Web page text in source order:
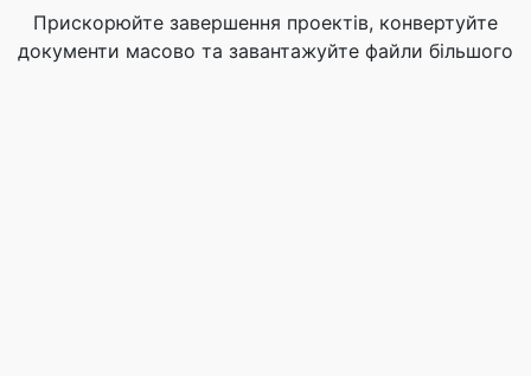
Прискорюйте завершення проектів, конвертуйте
документи масово та завантажуйте файли більшого